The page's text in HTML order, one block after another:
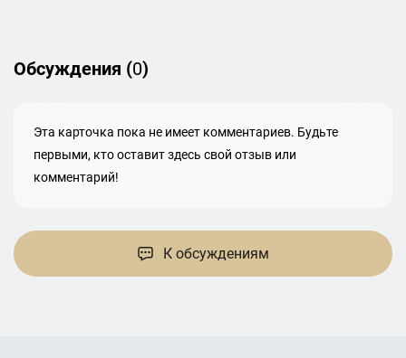
Обсуждения (0)
Эта карточка пока не имеет комментариев. Будьте
первыми, кто оставит здесь свой отзыв или
комментарий!
К обсуждениям